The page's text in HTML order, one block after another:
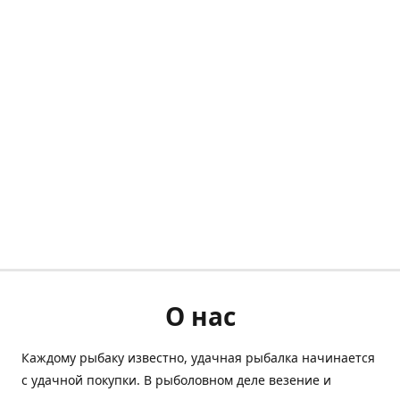
О нас
Каждому рыбаку известно, удачная рыбалка начинается
с удачной покупки. В рыболовном деле везение и